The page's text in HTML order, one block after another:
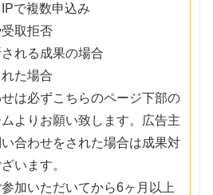
で複数申込み
受取拒否
れる成果の場合
た場合
は必ずこちらのページ下部の
よりお願い致します。広告主
合わせをされた場合は成果対
います。
加いただいてから6ヶ月以上